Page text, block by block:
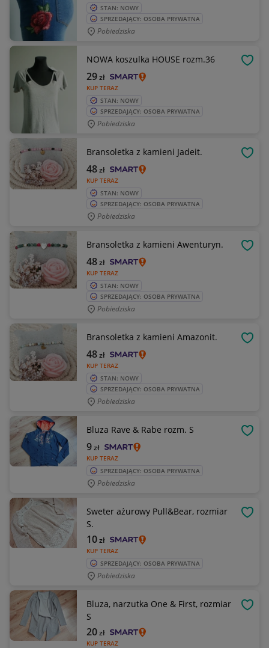
STAN: NOWY
SPRZEDAJĄCY: OSOBA PRYWATNA
Pobiedziska
NOWA koszulka HOUSE rozm.36
KUP TERAZ
29zł
STAN: NOWY
SPRZEDAJĄCY: OSOBA PRYWATNA
Pobiedziska
Bransoletka z kamieni Jadeit.
KUP TERAZ
48zł
STAN: NOWY
SPRZEDAJĄCY: OSOBA PRYWATNA
Pobiedziska
Bransoletka z kamieni Awenturyn.
KUP TERAZ
48zł
STAN: NOWY
SPRZEDAJĄCY: OSOBA PRYWATNA
Pobiedziska
Bransoletka z kamieni Amazonit.
KUP TERAZ
48zł
STAN: NOWY
SPRZEDAJĄCY: OSOBA PRYWATNA
Pobiedziska
Bluza Rave & Rabe rozm. S
KUP TERAZ
9zł
SPRZEDAJĄCY: OSOBA PRYWATNA
Pobiedziska
Sweter ażurowy Pull&Bear, rozmiar
S.
KUP TERAZ
10zł
SPRZEDAJĄCY: OSOBA PRYWATNA
Pobiedziska
Bluza, narzutka One & First, rozmiar
S
KUP TERAZ
20zł